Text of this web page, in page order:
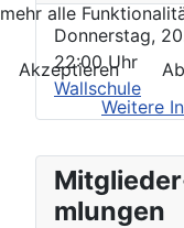
mlungen
Donnerstag,
22:00 Uhr
Wallschule
mehr alle
Akzeptieren
Weitere